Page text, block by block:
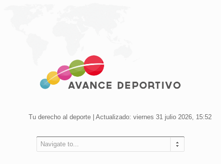
Tu derecho al deporte | Actualizado: viernes 31 julio 2026, 15:52
Navigate to...